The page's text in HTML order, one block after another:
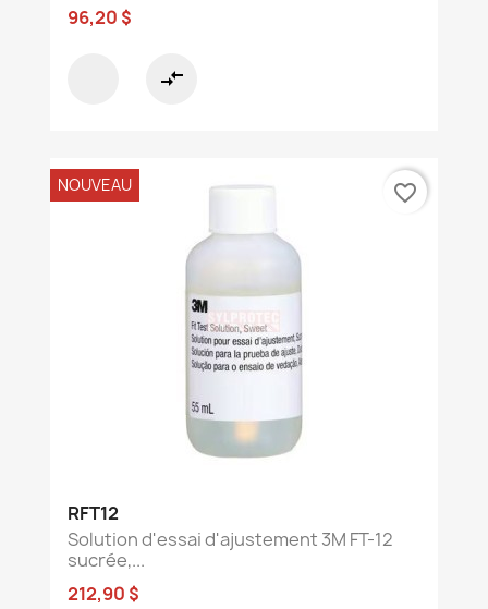
96,20 $
compare_arrows
RFT12
Solution d'essai d'ajustement 3M FT-12
sucrée,...
212,90 $
NOUVEAU favorite_border